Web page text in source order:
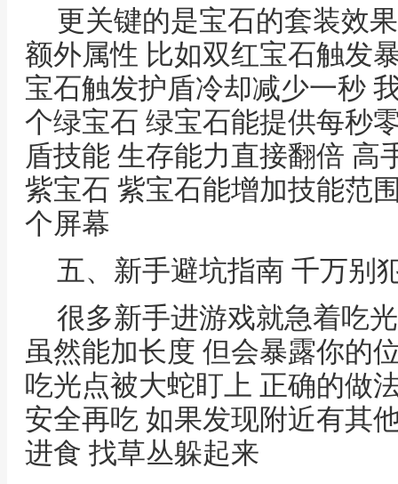
更关键的是宝石的套装效
额外属性 比如双红宝石触发
宝石触发护盾冷却减少一秒
个绿宝石 绿宝石能提供每秒
盾技能 生存能力直接翻倍 高
紫宝石 紫宝石能增加技能范
个屏幕
五、新手避坑指南 千万别
很多新手进游戏就急着吃
虽然能加长度 但会暴露你的
吃光点被大蛇盯上 正确的做
安全再吃 如果发现附近有其
进食 找草丛躲起来